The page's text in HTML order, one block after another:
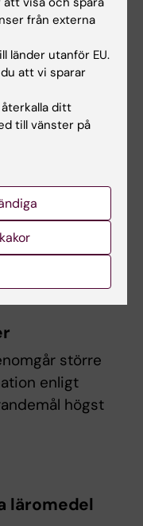
eller behov av
fatta
föreskrifter
till
från
m.m.
på
och
eller sänkas.
större
enligt
högst
läromedel
från externa
länder utanför EU.
att vi sparar
ditt
till vänster på